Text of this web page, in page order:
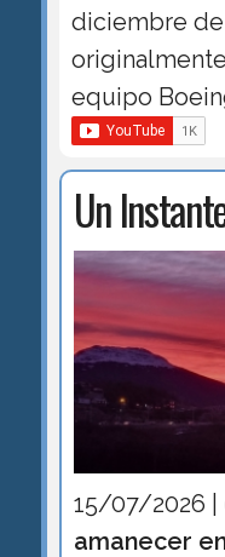
diciembre de
equipo
Un
15/07/2026 |
amanecer